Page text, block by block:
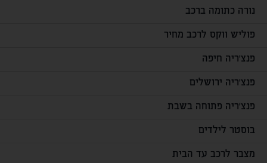
נורה כתומה ברכב
פוליש ווקס לרכב מחיר
פנצ'ריה חיפה
פנצ'ריה ירושלים
פנצ'ריה פתוחה בשבת
בוסטר לילדים
מצבר לרכב עד הבית